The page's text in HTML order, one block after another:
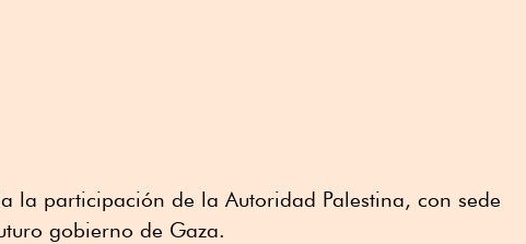
la participación de la Autoridad Palestina, con sede
gobierno de Gaza.